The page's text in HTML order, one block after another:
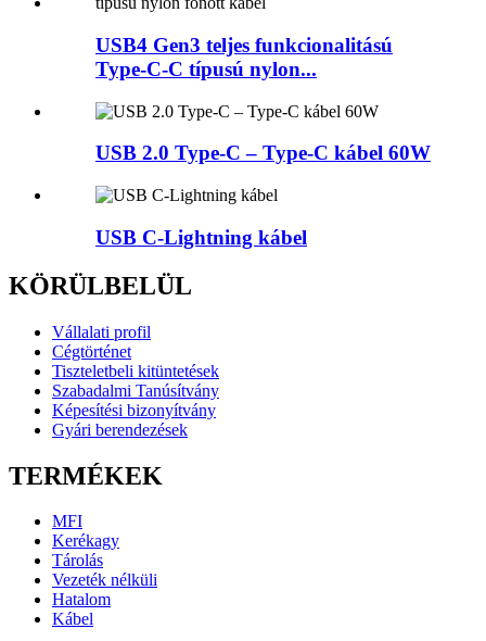
USB4 Gen3 teljes funkcionalitású
Type-C-C típusú nylon...
USB 2.0 Type-C – Type-C kábel 60W
USB C-Lightning kábel
KÖRÜLBELÜL
Vállalati profil
Cégtörténet
Tiszteletbeli kitüntetések
Szabadalmi Tanúsítvány
Képesítési bizonyítvány
Gyári berendezések
TERMÉKEK
MFI
Kerékagy
Tárolás
Vezeték nélküli
Hatalom
Kábel